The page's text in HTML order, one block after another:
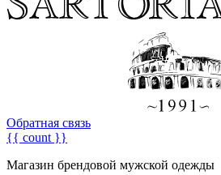
Обратная связь
{{ count }}
Магазин брендовой мужской одежды